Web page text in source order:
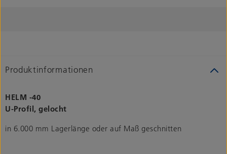
Produktinformationen
HELM -40
U-Profil, gelocht
in 6.000 mm Lagerlänge oder auf Maß geschnitten